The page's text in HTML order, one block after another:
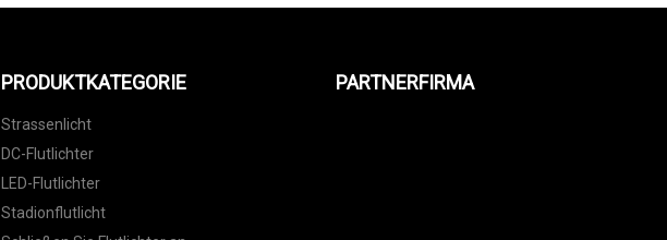
PRODUKTKATEGORIE
Strassenlicht
DC-Flutlichter
LED-Flutlichter
Stadionflutlicht
PARTNERFIRMA